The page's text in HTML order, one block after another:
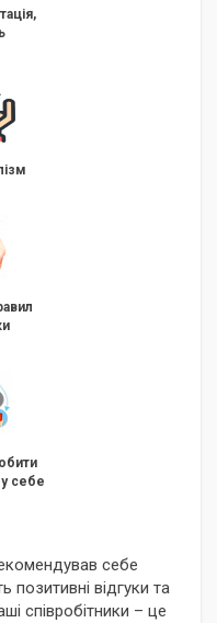
себе
себе
позитивні відгуки та
співробітники – це